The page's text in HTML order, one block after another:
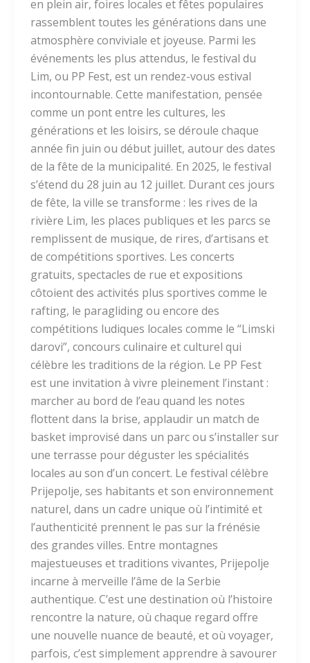
en plein air, foires locales et fêtes populaires
rassemblent toutes les générations dans une
atmosphère conviviale et joyeuse. Parmi les
événements les plus attendus, le festival du
Lim, ou PP Fest, est un rendez-vous estival
incontournable. Cette manifestation, pensée
comme un pont entre les cultures, les
générations et les loisirs, se déroule chaque
année fin juin ou début juillet, autour des dates
de la fête de la municipalité. En 2025, le festival
s’étend du 28 juin au 12 juillet. Durant ces jours
de fête, la ville se transforme : les rives de la
rivière Lim, les places publiques et les parcs se
remplissent de musique, de rires, d’artisans et
de compétitions sportives. Les concerts
gratuits, spectacles de rue et expositions
côtoient des activités plus sportives comme le
rafting, le paragliding ou encore des
compétitions ludiques locales comme le “Limski
darovi”, concours culinaire et culturel qui
célèbre les traditions de la région. Le PP Fest
est une invitation à vivre pleinement l’instant :
marcher au bord de l’eau quand les notes
flottent dans la brise, applaudir un match de
basket improvisé dans un parc ou s’installer sur
une terrasse pour déguster les spécialités
locales au son d’un concert. Le festival célèbre
Prijepolje, ses habitants et son environnement
naturel, dans un cadre unique où l’intimité et
l’authenticité prennent le pas sur la frénésie
des grandes villes. Entre montagnes
majestueuses et traditions vivantes, Prijepolje
incarne à merveille l’âme de la Serbie
authentique. C’est une destination où l’histoire
rencontre la nature, où chaque regard offre
une nouvelle nuance de beauté, et où voyager,
parfois, c’est simplement apprendre à savourer